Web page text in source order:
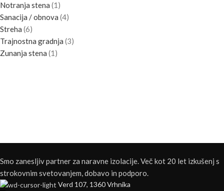
Notranja stena (1)
Sanacija / obnova (4)
Streha (6)
Trajnostna gradnja (3)
Zunanja stena (1)
Smo zanesljiv partner za naravne izolacije. Več kot 20 let izkušenj s
strokovnim svetovanjem, dobavo in podporo.
Verd 107, 1360 Vrhnika